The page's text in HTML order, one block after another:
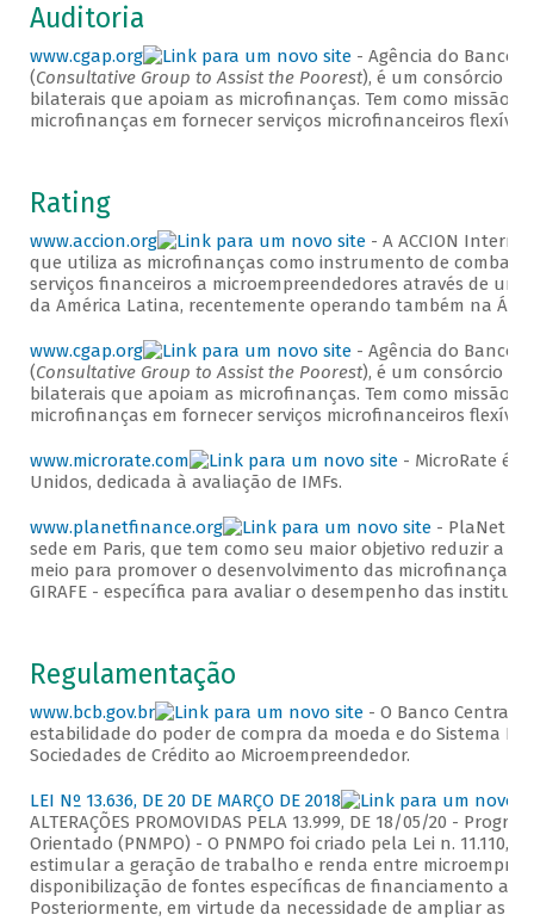
Auditoria
www.cgap.org
- Agência do Banco
(Consultative Group to Assist the Poorest), é um consórcio
bilaterais que apoiam as microfinanças. Tem como missão
microfinanças em fornecer serviços microfinanceiros
Rating
www.accion.org
- A ACCION
que utiliza as microfinanças como instrumento de combate
serviços financeiros a microempreendedores através de
da América Latina, recentemente operando também na
www.cgap.org
- Agência do Banco
(Consultative Group to Assist the Poorest), é um consórcio
bilaterais que apoiam as microfinanças. Tem como missão
microfinanças em fornecer serviços microfinanceiros
www.microrate.com
- MicroRate é
Unidos, dedicada à avaliação de IMFs.
www.planetfinance.org
- PlaNet
sede em Paris, que tem como seu maior objetivo reduzir a
meio para promover o desenvolvimento das microfinanças.
GIRAFE - específica para avaliar o desempenho das
Regulamentação
www.bcb.gov.br
- O Banco Central
estabilidade do poder de compra da moeda e do Sistema
Sociedades de Crédito ao Microempreendedor.
LEI Nº 13.636, DE 20 DE MARÇO DE 2018
ALTERAÇÕES PROMOVIDAS PELA 13.999, DE 18/05/20 -
Orientado (PNMPO) - O PNMPO foi criado pela Lei n. 11.110,
estimular a geração de trabalho e renda entre
disponibilização de fontes específicas de financiamento ao
Posteriormente, em virtude da necessidade de ampliar as